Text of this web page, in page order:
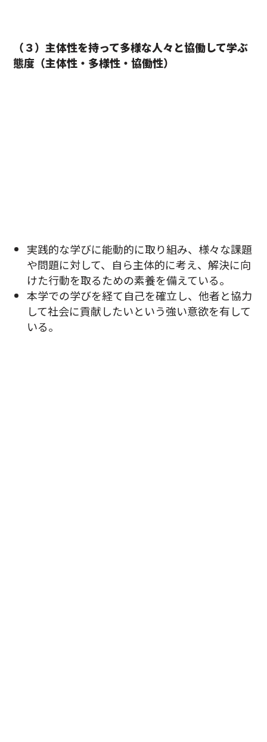
（３）主体性を持って多様な人々と協働して学ぶ
態度（主体性・多様性・協働性）
実践的な学びに能動的に取り組み、様々な課題
や問題に対して、自ら主体的に考え、解決に向
けた行動を取るための素養を備えている。
本学での学びを経て自己を確立し、他者と協力
して社会に貢献したいという強い意欲を有して
いる。